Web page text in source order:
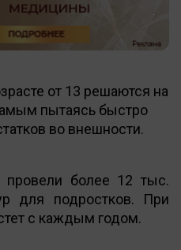
от 13 решаются на
пытаясь быстро
во внешности.
более 12 тыс.
для подростков. При
с каждым годом.